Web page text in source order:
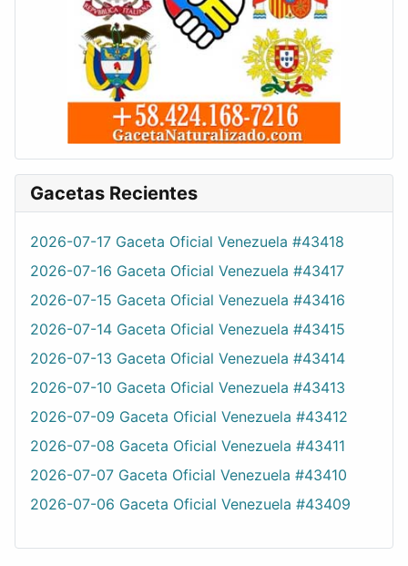
Gacetas Recientes
2026-07-17 Gaceta Oficial Venezuela #43418
2026-07-16 Gaceta Oficial Venezuela #43417
2026-07-15 Gaceta Oficial Venezuela #43416
2026-07-14 Gaceta Oficial Venezuela #43415
2026-07-13 Gaceta Oficial Venezuela #43414
2026-07-10 Gaceta Oficial Venezuela #43413
2026-07-09 Gaceta Oficial Venezuela #43412
2026-07-08 Gaceta Oficial Venezuela #43411
2026-07-07 Gaceta Oficial Venezuela #43410
2026-07-06 Gaceta Oficial Venezuela #43409